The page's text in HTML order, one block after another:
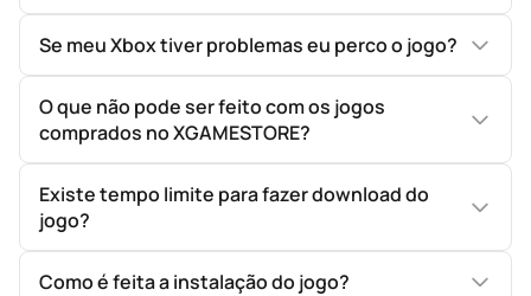
Se meu Xbox tiver problemas eu perco o jogo?
O que não pode ser feito com os jogos
comprados no XGAMESTORE?
Existe tempo limite para fazer download do
jogo?
Como é feita a instalação do jogo?